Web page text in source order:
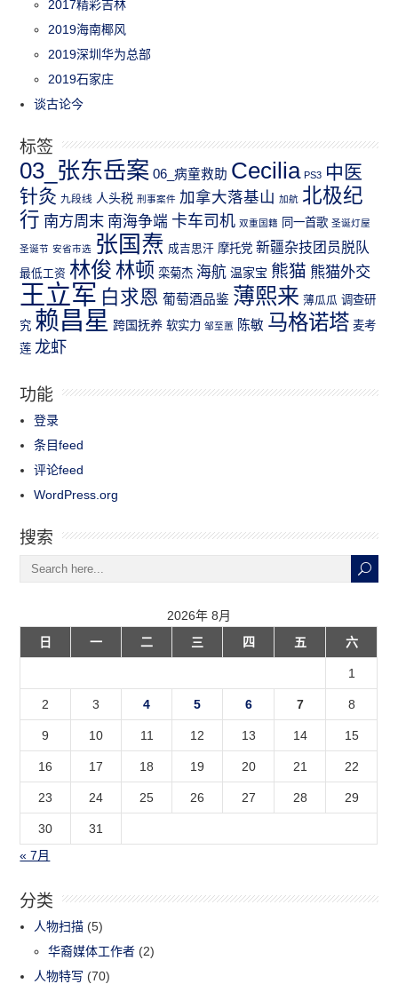
2017精彩吉林
2019海南椰风
2019深圳华为总部
2019石家庄
谈古论今
标签
03_张东岳案 06_病童救助 Cecilia PS3 中医
针灸 九段线 人头税 刑事案件 加拿大落基山 加航 北极纪
行 南方周末 南海争端 卡车司机 双重国籍 同一首歌 圣诞灯屋
圣诞节 安省市选 张国焘 成吉思汗 摩托党 新疆杂技团员脱队
最低工资 林俊 林顿 栾菊杰 海航 温家宝 熊猫 熊猫外交
王立军 白求恩 葡萄酒品鉴 薄熙来 薄瓜瓜 调查研
究 赖昌星 跨国抚养 软实力 邹至蕙 陈敏 马格诺塔 麦考
莲 龙虾
功能
登录
条目feed
评论feed
WordPress.org
搜索
2026年 8月
日
一 二 三 四 五 六
1
2 3 4 5 6 7 8
9 10 11 12 13 14 15
16 17 18 19 20 21 22
23 24 25 26 27 28 29
30
31
« 7月
分类
人物扫描 (5)
华裔媒体工作者 (2)
人物特写 (70)